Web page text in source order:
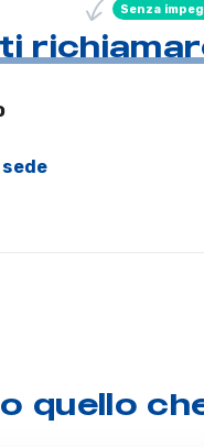
Senza
quello